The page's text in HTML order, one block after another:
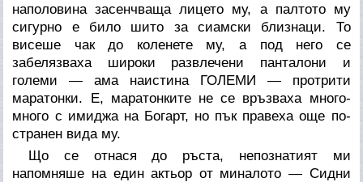
наполовина засенчваща лицето му, а палтото му
сигурно е било шито за сиамски близнаци. То
висеше чак до коленете му, а под него се
забелязваха широки развлечени панталони и
големи — ама наистина ГОЛЕМИ — протрити
маратонки. Е, маратонките не се връзваха много-
много с имиджа на Богарт, но пък правеха още по-
странен вида му.
Що се отнася до ръста, непознатият ми
напомняше на един актьор от миналото — Сидни